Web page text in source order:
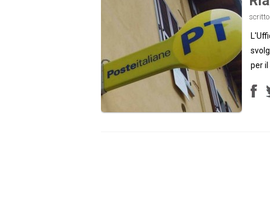
per il